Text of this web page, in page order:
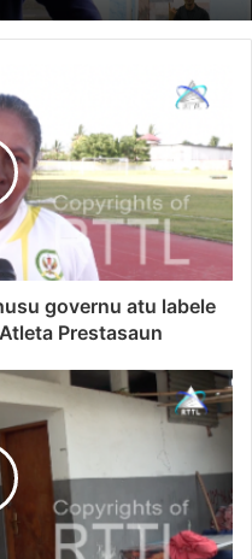
governu atu labele
Prestasaun